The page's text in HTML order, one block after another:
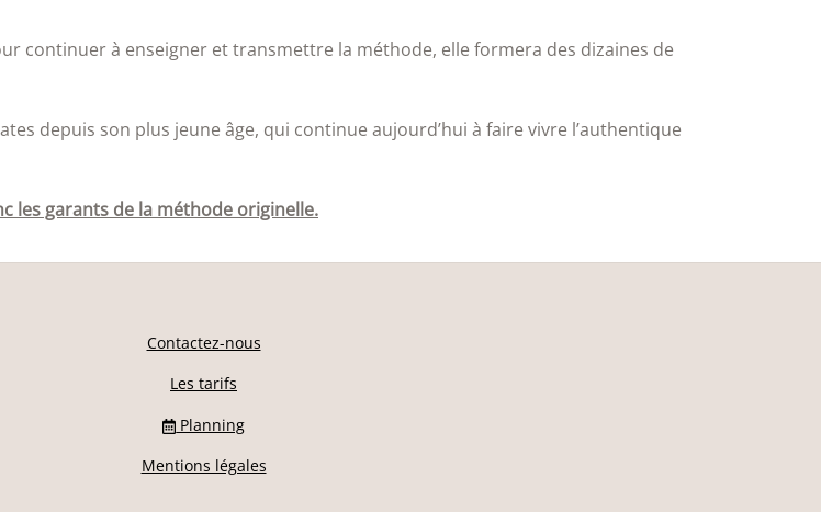
continuer à enseigner et transmettre la méthode, elle formera des dizaines de
depuis son plus jeune âge, qui continue aujourd’hui à faire vivre l’authentique
les garants de la méthode originelle.
Contactez-nous
Les tarifs
Planning
Mentions légales